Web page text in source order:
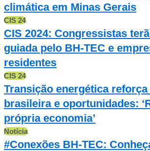
climática em Minas Gerais
CIS 24
CIS 2024: Congressistas
guiada pelo BH-TEC e
residentes
CIS 24
Transição energética
brasileira e oportunidades:
própria economia’
Notícia
#Conexões BH-TEC: